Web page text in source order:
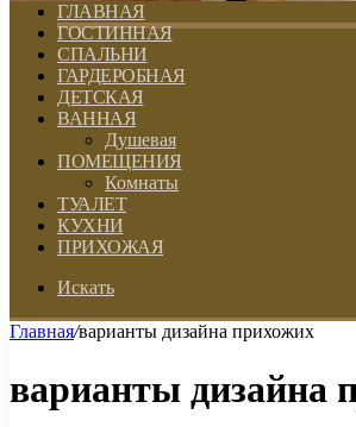
ГЛАВНАЯ
ГОСТИННАЯ
СПАЛЬНИ
ГАРДЕРОБНАЯ
ДЕТСКАЯ
ВАННАЯ
Душевая
ПОМЕЩЕНИЯ
Комнаты
ТУАЛЕТ
КУХНИ
ПРИХОЖАЯ
Искать
Главная/варианты дизайна прихожих
варианты дизайна